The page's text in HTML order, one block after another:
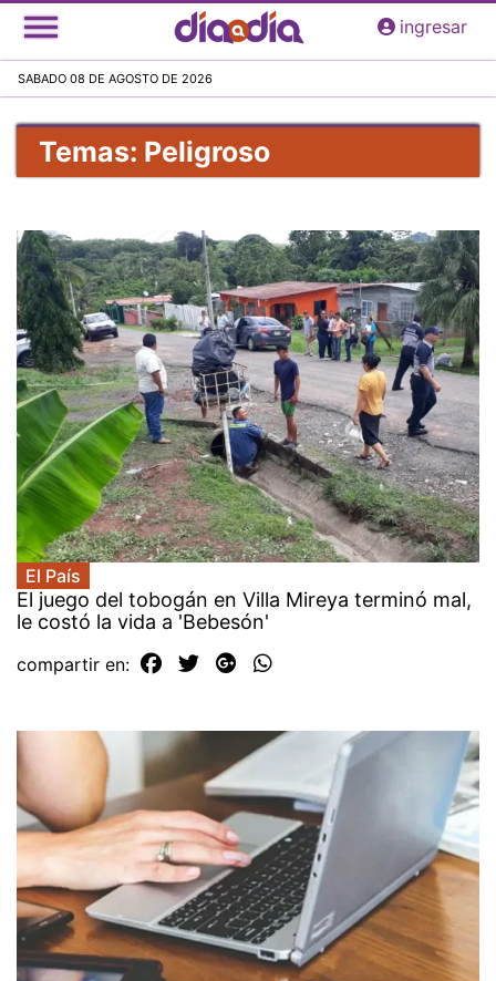
Pasar
al
principal
ingresar
SABADO 08 DE AGOSTO DE 2026
Temas: Peligroso
El País
El juego del tobogán en Villa Mireya terminó mal,
le costó la vida a 'Bebesón'
compartir en: